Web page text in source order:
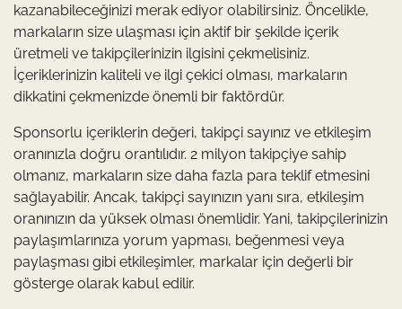
kazanabileceğinizi merak ediyor olabilirsiniz. Öncelikle,
markaların size ulaşması için aktif bir şekilde içerik
üretmeli ve takipçilerinizin ilgisini çekmelisiniz.
İçeriklerinizin kaliteli ve ilgi çekici olması, markaların
dikkatini çekmenizde önemli bir faktördür.
Sponsorlu içeriklerin değeri, takipçi sayınız ve etkileşim
oranınızla doğru orantılıdır. 2 milyon takipçiye sahip
olmanız, markaların size daha fazla para teklif etmesini
sağlayabilir. Ancak, takipçi sayınızın yanı sıra, etkileşim
oranınızın da yüksek olması önemlidir. Yani, takipçilerinizin
paylaşımlarınıza yorum yapması, beğenmesi veya
paylaşması gibi etkileşimler, markalar için değerli bir
gösterge olarak kabul edilir.